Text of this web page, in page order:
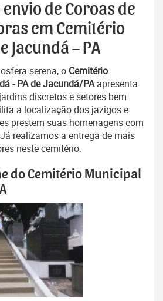
de Coroas de
em Cemitério
Jacundá – PA
serena, o Cemitério
- PA de Jacundá/PAapresenta
discretos e setores bem
a localização dos jazigos e
prestem suas homenagens com
realizamos a entrega de mais
neste cemitério.
do Cemitério Municipal